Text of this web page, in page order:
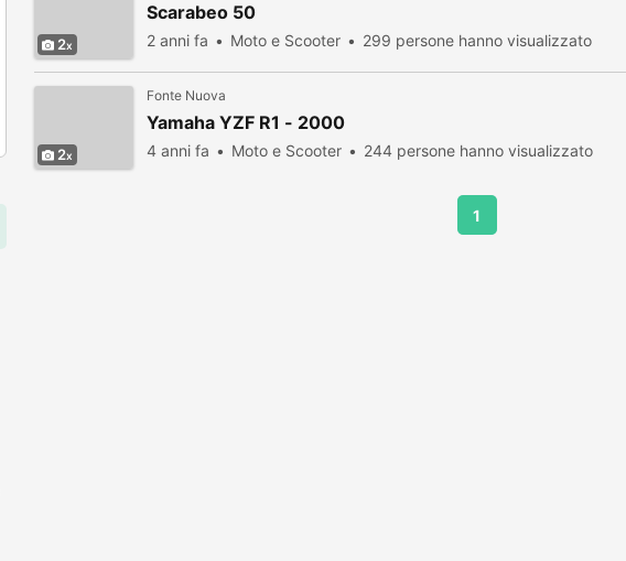
2
Scarabeo 50
2 anni fa Moto e Scooter 299 persone hanno visualizzato
2
Fonte Nuova
Yamaha YZF R1 - 2000
4 anni fa Moto e Scooter 244 persone hanno visualizzato
1